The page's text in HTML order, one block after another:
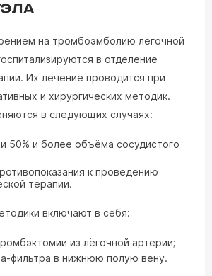
на тромбоэмболию лёгочной
в отделение
Их лечение проводится при
и хирургических методик.
в следующих случаях:
50% и более объёма сосудистого
к проведению
терапии.
включают в себя:
из лёгочной артерии;
фильтра в нижнюю полую вену.